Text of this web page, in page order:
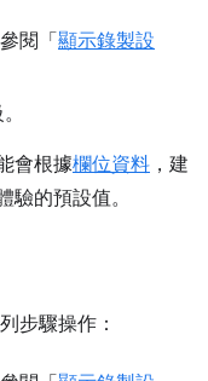
閱「顯示錄製設
會根據欄位資料 ，建
的預設值。
步驟操作：